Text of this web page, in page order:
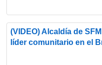
(VIDEO) Alcaldía de
líder comunitario en el